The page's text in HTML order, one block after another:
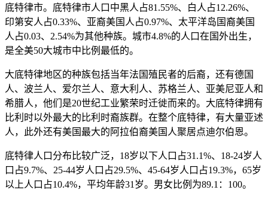
底特律市。底特律市人口中黑人占81.55%、白人占12.26%、
印第安人占0.33%、亚裔美国人占0.97%、太平洋岛国裔美国
人占0.03、2.54%为其他种族。城市4.8%的人口在国外出生，
是全美50大城市中比例最低的。
大底特律地区的种族包括当年法国殖民者的后裔，还有德国
人、波兰人、爱尔兰人、意大利人、苏格兰人、亚美尼亚人和
希腊人，他们是20世纪工业繁荣时迁徙而来的。大底特律拥有
比利时以外最大的比利时裔族群。在整个底特律，有大量亚述
人，此外还有美国最大的阿拉伯裔美国人聚居点迪尔伯恩。
底特律人口分布比较广泛，18岁以下人口占31.1%、18-24岁人
口占9.7%、25-44岁人口占29.5%、45-64岁人口占19.3%，65岁
以上人口占10.4%，平均年龄31岁。男女比例为89.1：100。